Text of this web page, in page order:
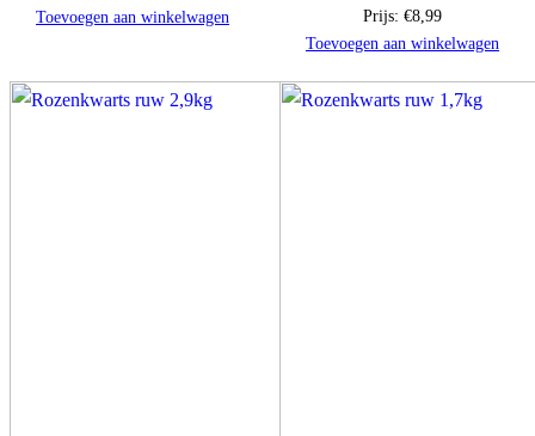
Toevoegen aan winkelwagen
Prijs: €8,99
Toevoegen aan winkelwagen